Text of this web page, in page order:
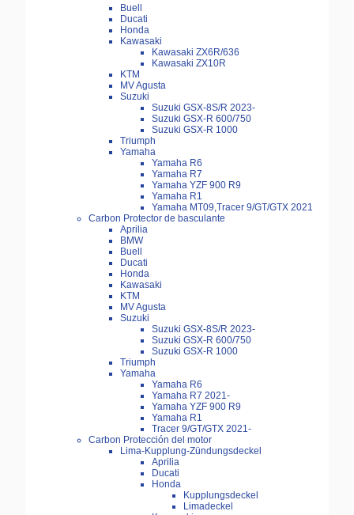
Buell
Ducati
Honda
Kawasaki
Kawasaki ZX6R/636
Kawasaki ZX10R
KTM
MV Agusta
Suzuki
Suzuki GSX-8S/R 2023-
Suzuki GSX-R 600/750
Suzuki GSX-R 1000
Triumph
Yamaha
Yamaha R6
Yamaha R7
Yamaha YZF 900 R9
Yamaha R1
Yamaha MT09,Tracer 9/GT/GTX 2021
Carbon Protector de basculante
Aprilia
BMW
Buell
Ducati
Honda
Kawasaki
KTM
MV Agusta
Suzuki
Suzuki GSX-8S/R 2023-
Suzuki GSX-R 600/750
Suzuki GSX-R 1000
Triumph
Yamaha
Yamaha R6
Yamaha R7 2021-
Yamaha YZF 900 R9
Yamaha R1
Tracer 9/GT/GTX 2021-
Carbon Protección del motor
Lima-Kupplung-Zündungsdeckel
Aprilia
Ducati
Honda
Kupplungsdeckel
Limadeckel